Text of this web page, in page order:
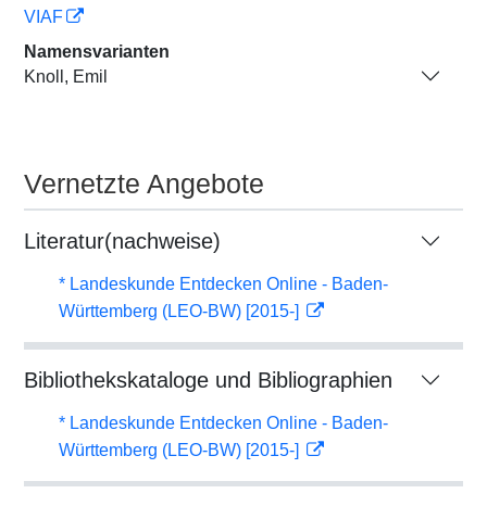
VIAF
Namensvarianten
Knoll, Emil
Vernetzte Angebote
Literatur(nachweise)
* Landeskunde Entdecken Online - Baden-
Württemberg (LEO-BW) [2015-]
Bibliothekskataloge und Bibliographien
* Landeskunde Entdecken Online - Baden-
Württemberg (LEO-BW) [2015-]